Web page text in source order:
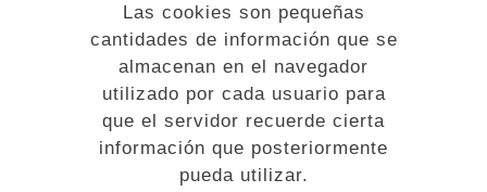
Las cookies son pequeñas
cantidades de información que se
almacenan en el navegador
utilizado por cada usuario para
que el servidor recuerde cierta
información que posteriormente
pueda utilizar.